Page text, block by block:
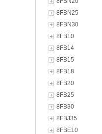
8FBN25
8FBN30
8FB10
8FB14
8FB15
8FB18
8FB20
8FB25
8FB30
8FBJ35
8FBE10